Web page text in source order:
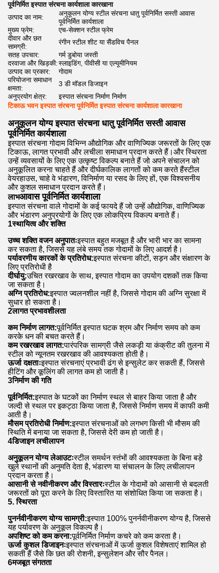
पूर्वनिर्मित इस्पात संरचना कार्यशाला कारखाना
उत्पाद का नाम:
अनुकूलन योग्य स्टील संरचना धातु पूर्वनिर्मित सस्ती आवास
पूर्वनिर्मित कार्यशाला
मुख्य फ्रेम:
एच-सेक्शन स्टील फ्रेम
दीवार और छत
सामग्री:
रंगीन स्टील शीट या सैंडविच पैनल
सतह उपचार:
गर्म डुबोया जस्ती
दरवाजा और खिड़की:स्लाइडिंग, पीवीसी या एल्यूमीनियम
उत्पाद का प्रकार:
गोदाम
परियोजना समाधान
क्षमता:
3 डी मॉडल डिजाइन
अनुप्रयोग क्षेत्र:
इस्पात संरचना निर्माण निर्माण
टिकाऊ भवन इस्पात संरचना पूर्वनिर्मित इस्पात संरचना कार्यशाला कारखाना
अनुकूलन योग्य इस्पात संरचना धातु पूर्वनिर्मित सस्ती आवास
पूर्वनिर्मित कार्यशाला
इस्पात संरचना गोदाम विभिन्न औद्योगिक और वाणिज्यिक जरूरतों के लिए एक
टिकाऊ, लागत प्रभावी और लचीला समाधान प्रदान करते हैं।और स्थिरता
उन्हें व्यवसायों के लिए एक उत्कृष्ट विकल्प बनाते हैं जो अपने संचालन को
अनुकूलित करना चाहते हैं और दीर्घकालिक लागतों को कम करते हैंस्टील
वेयरहाउस, चाहे वे भंडारण, विनिर्माण या रसद के लिए हों, एक विश्वसनीय
और कुशल समाधान प्रदान करते हैं।
लाभआवास पूर्वनिर्मित कार्यशाला
इस्पात संरचना वाले गोदामों के कई फायदे हैं जो उन्हें औद्योगिक, वाणिज्यिक
और भंडारण अनुप्रयोगों के लिए एक लोकप्रिय विकल्प बनाते हैं।
1स्थायित्व और शक्ति
उच्च शक्ति वजन अनुपातःइस्पात बहुत मजबूत है और भारी भार का सामना
कर सकता है, जिससे यह लंबे समय तक गोदामों के लिए आदर्श है।
पर्यावरणीय कारकों के प्रतिरोध:इस्पात संरचना कीटों, सड़न और संक्षारण के
लिए प्रतिरोधी है
दीर्घायु:उचित रखरखाव के साथ, इस्पात गोदाम का उपयोग दशकों तक किया
जा सकता है।
अग्नि प्रतिरोध:इस्पात ज्वलनशील नहीं है, जिससे गोदाम की अग्नि सुरक्षा में
सुधार हो सकता है।
2लागत प्रभावशीलता
कम निर्माण लागत:पूर्वनिर्मित इस्पात घटक श्रम और निर्माण समय को कम
करके धन की बचत करते हैं।
कम रखरखाव लागत:पारंपरिक सामग्री जैसे लकड़ी या कंक्रीट की तुलना में
स्टील को न्यूनतम रखरखाव की आवश्यकता होती है।
ऊर्जा दक्षताःइस्पात संरचनाएं प्रभावी ढंग से इन्सुलेट कर सकती हैं, जिससे
हीटिंग और कूलिंग की लागत कम हो जाती है।
3निर्माण की गति
पूर्वनिर्मित:इस्पात के घटकों का निर्माण स्थल से बाहर किया जाता है और
जल्दी से स्थल पर इकट्ठा किया जाता है, जिससे निर्माण समय में काफी कमी
आती है।
मौसम प्रतिरोधी निर्माण:इस्पात संरचनाओं को लगभग किसी भी मौसम की
स्थिति में बनाया जा सकता है, जिससे देरी कम हो जाती है।
4डिजाइन लचीलापन
अनुकूलन योग्य लेआउटःस्टील समर्थन स्तंभों की आवश्यकता के बिना बड़े
खुले स्थानों की अनुमति देता है, भंडारण या संचालन के लिए लचीलापन
प्रदान करता है।
आसानी से नवीनीकरण और विस्तारःस्टील के गोदामों को आसानी से बदलती
जरूरतों को पूरा करने के लिए विस्तारित या संशोधित किया जा सकता है।
5. स्थिरता
पुनर्नवीनीकरण योग्य सामग्री:इस्पात 100% पुनर्नवीनीकरण योग्य है, जिससे
यह पर्यावरण के अनुकूल विकल्प है।
अपशिष्ट को कम करना:पूर्वनिर्मित निर्माण कचरे को कम करता है।
ऊर्जा कुशल डिजाइनःइस्पात संरचनाओं में ऊर्जा कुशल विशेषताएं शामिल हो
सकती हैं जैसे कि छत की रोशनी, इन्सुलेशन और सौर पैनल।
6मजबूत संगतता